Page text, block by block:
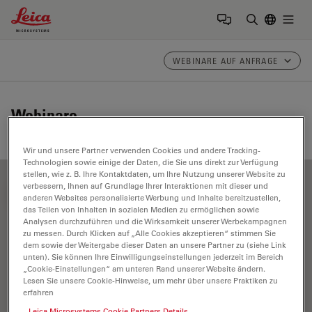
Leica Microsystems Logo
WEBINARE AUF ANFRAGE
Webinare
FILTER ARTICLES
Glaucomchirurgie
Wir und unsere Partner verwenden Cookies und andere Tracking-
Technologien sowie einige der Daten, die Sie uns direkt zur Verfügung
stellen, wie z. B. Ihre Kontaktdaten, um Ihre Nutzung unserer Website zu
verbessern, Ihnen auf Grundlage Ihrer Interaktionen mit dieser und
anderen Websites personalisierte Werbung und Inhalte bereitzustellen,
das Teilen von Inhalten in sozialen Medien zu ermöglichen sowie
Analysen durchzuführen und die Wirksamkeit unserer Werbekampagnen
zu messen. Durch Klicken auf „Alle Cookies akzeptieren“ stimmen Sie
dem sowie der Weitergabe dieser Daten an unsere Partner zu (siehe Link
unten). Sie können Ihre Einwilligungseinstellungen jederzeit im Bereich
„Cookie-Einstellungen“ am unteren Rand unserer Website ändern.
Lesen Sie unsere Cookie-Hinweise, um mehr über unsere Praktiken zu
erfahren